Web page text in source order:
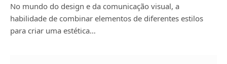
No mundo do design e da comunicação visual, a
habilidade de combinar elementos de diferentes estilos
para criar uma estética…